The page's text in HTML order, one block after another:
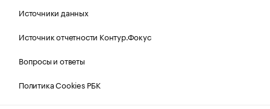
Источники данных
Источник отчетности Контур.Фокус
Вопросы и ответы
Политика Cookies РБК